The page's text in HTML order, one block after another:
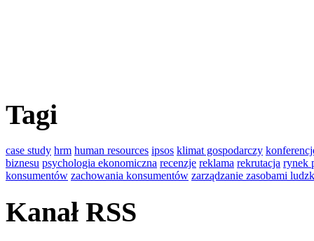
Tagi
case study hrm human resources ipsos klimat gospodarczy
biznesu psychologia ekonomiczna recenzje reklama rekrutacja rynek
konsumentów zachowania konsumentów zarządzanie zasobami
Kanał RSS